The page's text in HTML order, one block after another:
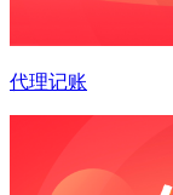
代理记账